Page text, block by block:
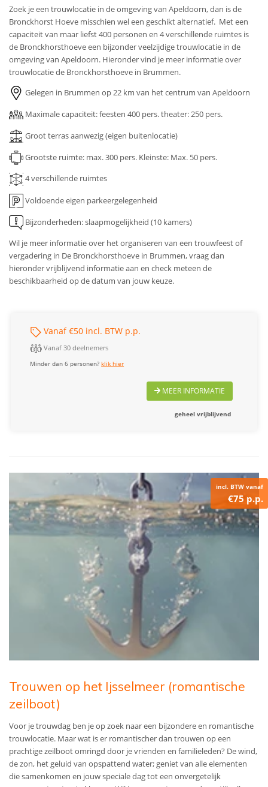
Zoek je een trouwlocatie in de omgeving van Apeldoorn, dan is de
Bronckhorst Hoeve misschien wel een geschikt alternatief. Met een
capaciteit van maar liefst 400 personen en 4 verschillende ruimtes is
de Bronckhorsthoeve een bijzonder veelzijdige trouwlocatie in de
omgeving van Apeldoorn. Hieronder vind je meer informatie over
trouwlocatie de Bronckhorsthoeve in Brummen.
Gelegen in Brummen op 22 km van het centrum van Apeldoorn
Maximale capaciteit: feesten 400 pers. theater: 250 pers.
Groot terras aanwezig (eigen buitenlocatie)
Grootste ruimte: max. 300 pers. Kleinste: Max. 50 pers.
4 verschillende ruimtes
Voldoende eigen parkeergelegenheid
Bijzonderheden: slaapmogelijkheid (10 kamers)
Wil je meer informatie over het organiseren van een trouwfeest of
vergadering in De Bronckhorsthoeve in Brummen, vraag dan
hieronder vrijblijvend informatie aan en check meteen de
beschikbaarheid op de datum van jouw keuze.
Vanaf €50 incl. BTW p.p.
Vanaf 30 deelnemers
Minder dan 6 personen?klik hier
MEER INFORMATIE
geheel vrijblijvend
incl. BTW vanaf
€75 p.p.
Trouwen op het Ijsselmeer (romantische
zeilboot)
Voor je trouwdag ben je op zoek naar een bijzondere en romantische
trouwlocatie. Maar wat is er romantischer dan trouwen op een
prachtige zeilboot omringd door je vrienden en familieleden? De wind,
de zon, het geluid van opspattend water; geniet van alle elementen
die samenkomen en jouw speciale dag tot een onvergetelijk